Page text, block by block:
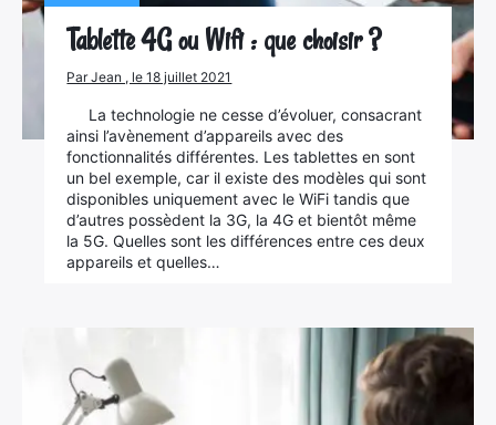
Tablette 4G ou Wifi : que choisir ?
Par Jean , le 18 juillet 2021
La technologie ne cesse d’évoluer, consacrant
ainsi l’avènement d’appareils avec des
fonctionnalités différentes. Les tablettes en sont
un bel exemple, car il existe des modèles qui sont
disponibles uniquement avec le WiFi tandis que
d’autres possèdent la 3G, la 4G et bientôt même
la 5G. Quelles sont les différences entre ces deux
appareils et quelles…